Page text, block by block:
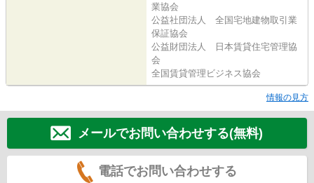
業協会
公益社団法人 全国宅地建物取引業
保証協会
公益財団法人 日本賃貸住宅管理協
会
全国賃貸管理ビジネス協会
情報の見方
メールでお問い合わせする(無料)
電話でお問い合わせする